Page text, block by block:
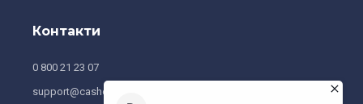
Контакти
0 800 21 23 07
support@cashdesk.ua